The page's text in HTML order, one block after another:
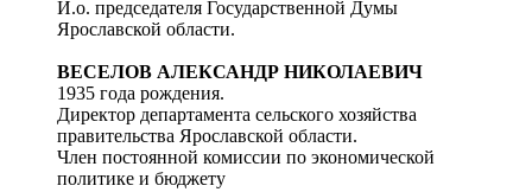
И.о. председателя Государственной Думы
Ярославской области.
ВЕСЕЛОВ АЛЕКСАНДР НИКОЛАЕВИЧ
1935 года рождения.
Директор департамента сельского хозяйства
правительства Ярославской области.
Член постоянной комиссии по экономической
политике и бюджету